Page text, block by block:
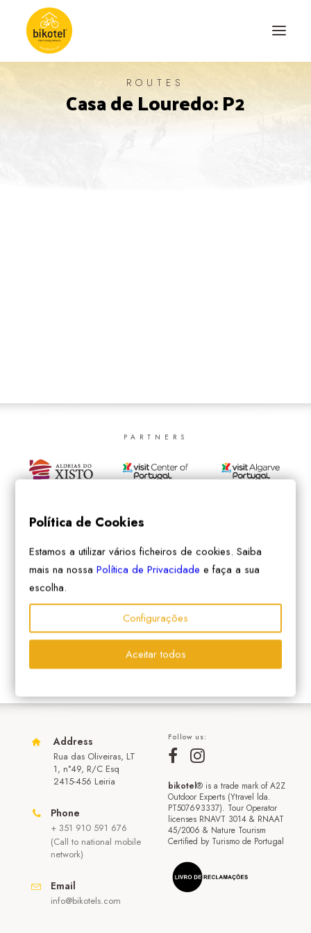
ABOUT US
ROUTES
Casa de Louredo: P2
PARTNERS
Address
Rua das Oliveiras, LT
1, n°49, R/C Esq
2415-456 Leiria
Phone
+ 351 910 591 676
(Call to national mobile
network)
Email
info@bikotels.com
Follow us:
bikotel® is a trade mark of A2Z
Outdoor Experts (Ytravel lda.
PT507693337). Tour Operator
licenses RNAVT 3014 & RNAAT
45/2006 & Nature Tourism
Certified by Turismo de Portugal
Política de Cookies
Estamos a utilizar vários ficheiros de cookies. Saiba
mais na nossaPolítica de Privacidade e faça a sua
escolha.
Configurações
Aceitar todos